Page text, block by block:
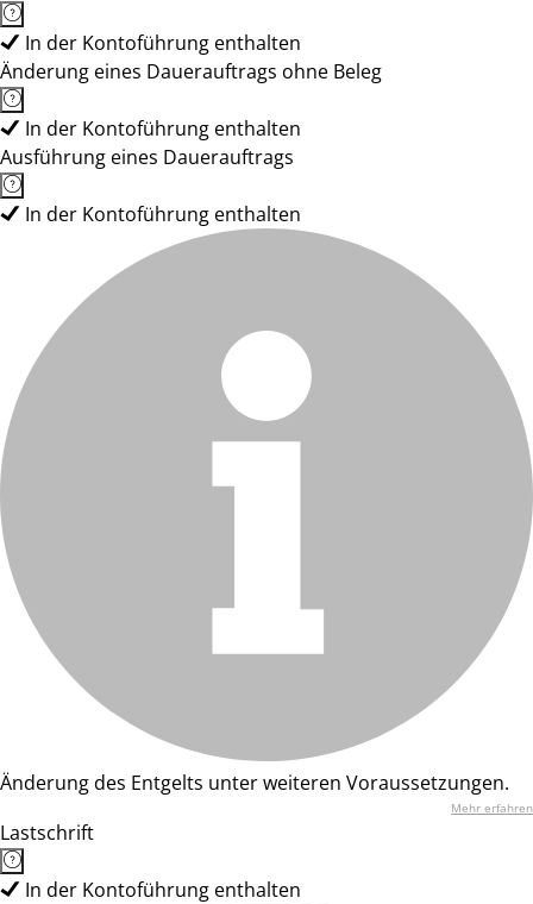
In der Kontoführung enthalten
Änderung eines Dauerauftrags ohne Beleg
In der Kontoführung enthalten
Ausführung eines Dauerauftrags
In der Kontoführung enthalten
Änderung des Entgelts unter weiteren Voraussetzungen.
Mehr erfahren
Lastschrift
In der Kontoführung enthalten